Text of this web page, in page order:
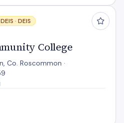
DEIS · DEIS
College
Co. Roscommon ·